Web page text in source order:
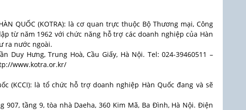
QUỐC (KOTRA): là cơ quan trực thuộc Bộ Thương mại, Công
từ năm 1962 với chức năng hỗ trợ các doanh nghiệp của Hàn
ra nước ngoài.
Duy Hưng, Trung Hoà, Cầu Giấy, Hà Nội. Tel: 024-39460511 –
www.kotra.or.kr/
(KCCI): là tổ chức hỗ trợ doanh nghiệp Hàn Quốc đang và sẽ
tầng 9, tòa nhà Daeha, 360 Kim Mã, Ba Đình, Hà Nội. Điện